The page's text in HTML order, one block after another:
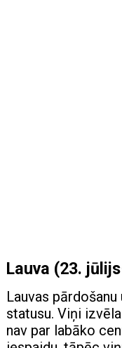
Lauva (23.
Lauvas
statusu. Viņi
nav par labāko